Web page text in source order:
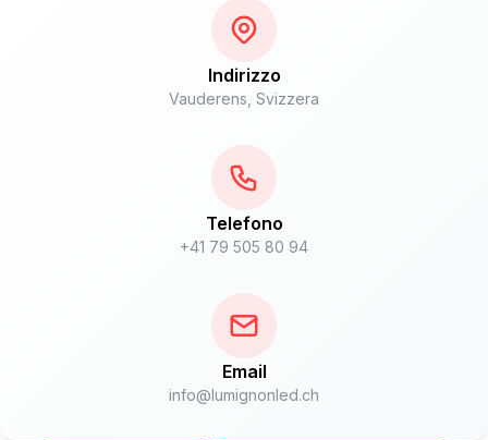
Indirizzo
Vauderens, Svizzera
Telefono
+41 79 505 80 94
Email
info@lumignonled.ch